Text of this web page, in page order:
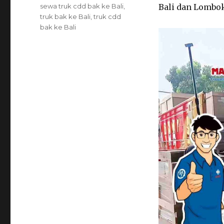
Bali dan
Tags
sewa truk cdd bak ke Bali
truk bak ke Bali ,truk cdd
bak ke Bali